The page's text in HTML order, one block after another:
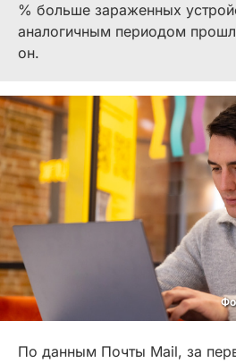
% больше зараженных
аналогичным периодом
он.
По данным Почты Mail, за